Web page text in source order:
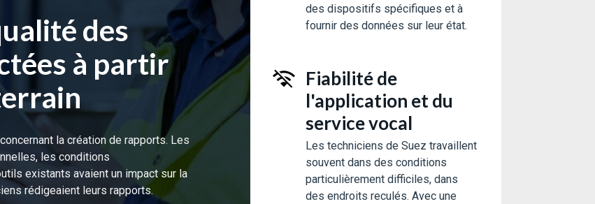
des
à partir
la création de rapports. Les
les conditions
existants avaient un impact sur la
rédigeaient leurs rapports.
des dispositifs spécifiques et à
fournir des données sur leur état.
Fiabilité de
l'application et du
service vocal
Les techniciens de Suez travaillent
souvent dans des conditions
particulièrement difficiles, dans
des endroits reculés. Avec une